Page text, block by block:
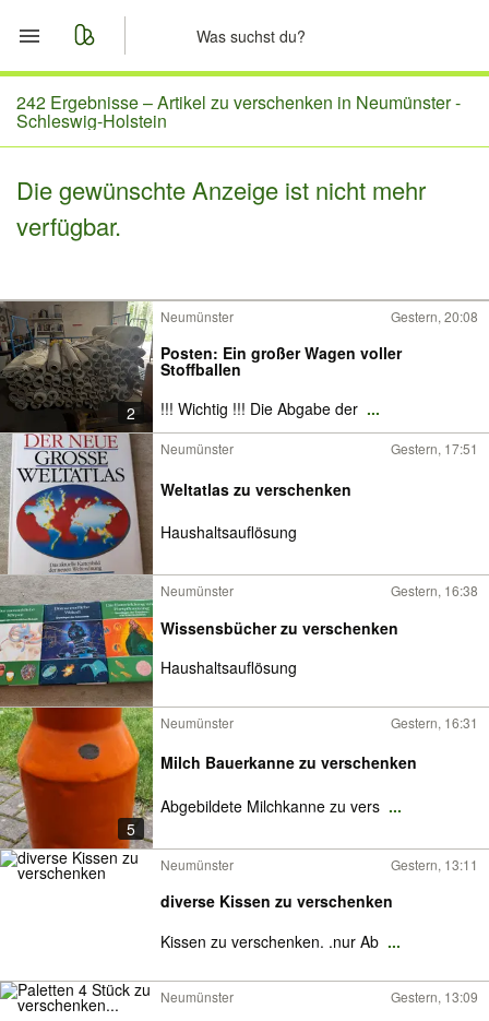
Start
Merkliste
Nachrichten
242 Ergebnisse –Artikel zu verschenken in Neumünster -
Schleswig-Holstein
Die gewünschte Anzeige ist nicht mehr
verfügbar.
2
Neumünster Gestern, 20:08
Posten: Ein großer Wagen voller
Stoffballen
!!! Wichtig !!! Die Abgabe der ...
Neumünster Gestern, 17:51
Weltatlas zu verschenken
Haushaltsauflösung
Neumünster Gestern, 16:38
Wissensbücher zu verschenken
Haushaltsauflösung
5
Neumünster Gestern, 16:31
Milch Bauerkanne zu verschenken
Abgebildete Milchkanne zu vers ...
Neumünster Gestern, 13:11
diverse Kissen zu verschenken
Kissen zu verschenken. .nur Ab ...
Neumünster Gestern, 13:09